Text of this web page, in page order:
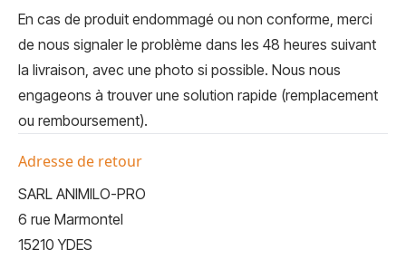
En cas de produit endommagé ou non conforme, merci
de nous signaler le problème dans les 48 heures suivant
la livraison, avec une photo si possible. Nous nous
engageons à trouver une solution rapide (remplacement
ou remboursement).
Adresse de retour
SARL ANIMILO-PRO
6 rue Marmontel
15210 YDES